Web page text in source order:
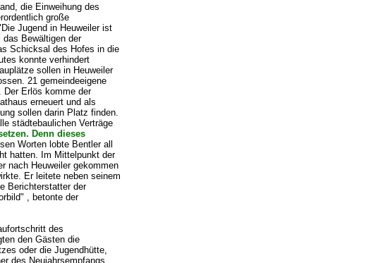
die Einweihung des
große
Jugend in Heuweiler ist
das Bewältigen der
Schicksal des Hofes in die
konnte verhindert
sollen in Heuweiler
21 gemeindeeigene
Der Erlös komme der
erneuert und als
sollen darin Platz finden.
städtebaulichen Verträge
Denn dieses
Worten lobte Bentler all
hatten. Im Mittelpunkt der
nach Heuweiler gekommen
Er leitete neben seinem
Berichterstatter der
, betonte der
des
den Gästen die
oder die Jugendhütte,
des Neujahrsempfangs